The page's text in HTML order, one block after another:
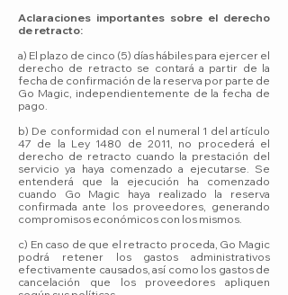
Aclaraciones importantes sobre el derecho
de retracto:
a) El plazo de cinco (5) días hábiles para ejercer el
derecho de retracto se contará a partir de la
fecha de confirmación de la reserva por parte de
Go Magic, independientemente de la fecha de
pago.
b) De conformidad con el numeral 1 del artículo
47 de la Ley 1480 de 2011, no procederá el
derecho de retracto cuando la prestación del
servicio ya haya comenzado a ejecutarse. Se
entenderá que la ejecución ha comenzado
cuando Go Magic haya realizado la reserva
confirmada ante los proveedores, generando
compromisos económicos con los mismos.
c) En caso de que el retracto proceda, Go Magic
podrá retener los gastos administrativos
efectivamente causados, así como los gastos de
cancelación que los proveedores apliquen